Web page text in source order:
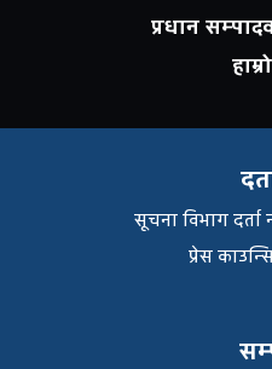
प्रधान
सूचना विभाग
प्रेस